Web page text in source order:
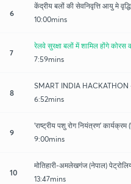
6
केंद्रीय बलों की सेवनिवृत्ति आयु मे
10:00mins
7
रेलवे सुरक्षा बलों में शामिल होंगे कोरस
7:59mins
8
SMART INDIA
6:52mins
9
'राष्ट्रीय पशु रोग नियंत्रण' कार्यक्रम
9:00mins
10
मोतिहारी-अमलेखगंज (नेपाल)
13:47mins